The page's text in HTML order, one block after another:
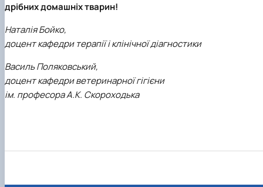
дрібних домашніх тварин!
Наталія Бойко,
доцент кафедри терапії і клінічної діагностики
Василь Поляковський,
доцент кафедри ветеринарної гігієни
ім. професора А.К. Скороходька